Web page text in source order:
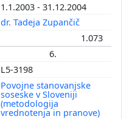
1.1.2003 - 31.12.2004
dr. Tadeja Zupančič
1.073
6.
L5-3198
Povojne stanovanjske
soseske v Sloveniji
(metodologija
vrednotenja in pranove)